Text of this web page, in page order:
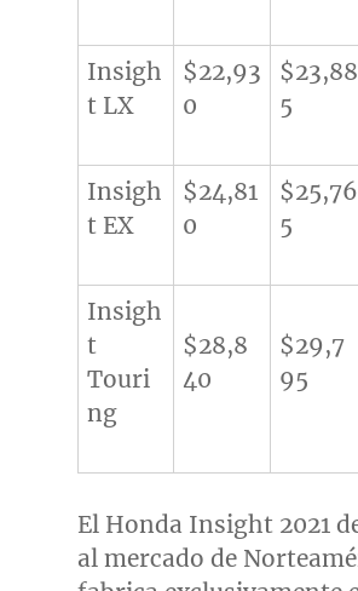
Insigh
t LX
$22,93
0
$23,88
5
Insigh
t EX
$24,81
0
$25,76
5
Insigh
t
Touri
ng
$28,8
40
$29,7
95
El Honda Insight 2021
al mercado de